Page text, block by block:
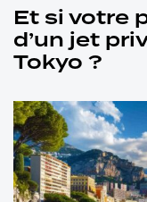
Et si votre
d’un jet
Tokyo ?